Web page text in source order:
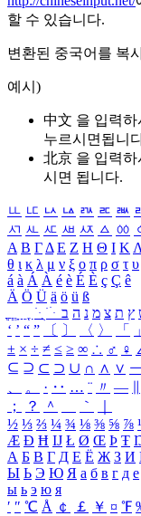
할 수 있습니다.
변환된 중국어를 복
예시)
中文 을 입력하
누르시면됩니
北京 을 입력하
시면 됩니다.
ㅥ ㅦ ㅧ ㅨ ㅩ ㅪ ㅫ
ㅺ ㅻ ㅼ ㅽ ㅾ ㅿ ㆀ
Α Β ΓΔ Ε Ζ Η Θ Ι Κ
θ ι κ λ μ ν ξ ο π ρ σ τ υ
á à Á À é è É È ç Ç ê
Ä Ö Ü ä ö ü ß
ִֶֹ ֻּ ׁׂ ץ ת צ מ נ ה ב
‘ ’ “ ” 〔 〕 〈 〉 「 」
± × ÷ ≠ ≤ ≥ ∞ ∴ ♂ ♀
⊆ ⊇ ⊂ ⊃ ∪ ∩ ∧ ∨
、
。 · ‥ … ¨ 〃 ―
；
？ ＾ ｀
½ ⅓ ⅔ ¼ ¾ ⅛ ⅜ ⅝ ⅞ ¹
Æ Ð Ħ Ĳ Ł Ø Œ Þ Ŧ
А Б В Г Д Е Ё Ж З И
Ы Ь Э Ю Я а б в г д е
ы ь э ю я
′ ″ ℃ Å ￠ ￡ ￥ ¤ ℉